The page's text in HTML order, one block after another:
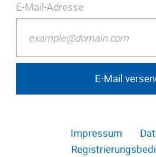
E-Mail-Adresse
Impressum